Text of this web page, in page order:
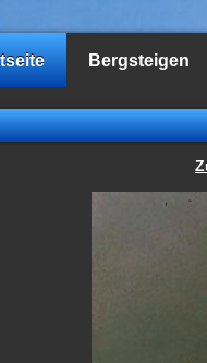
Bergsteigen